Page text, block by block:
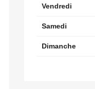
Vendredi
Samedi
Dimanche